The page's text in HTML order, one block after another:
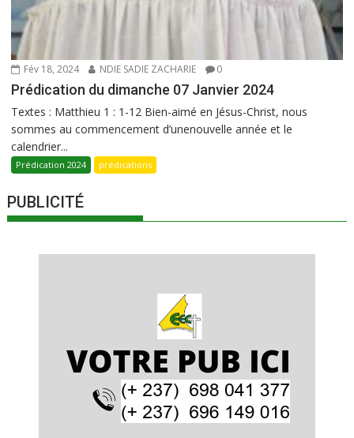
Fév 18, 2024 NDIE SADIE ZACHARIE 0
Prédication du dimanche 07 Janvier 2024
Textes : Matthieu 1 : 1-12 Bien-aimé en Jésus-Christ, nous
sommes au commencement d’unenouvelle année et le
calendrier...
Prédication 2024 prédications
PUBLICITÉ